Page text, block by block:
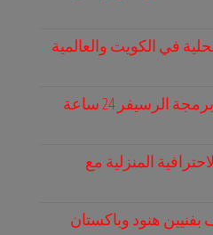
في الكويت والعالمية
اختِيار رسيفر جيد برمجة الرسيفر 24 ساعة
المنزلية مع
بفنيين هنود وباكستان